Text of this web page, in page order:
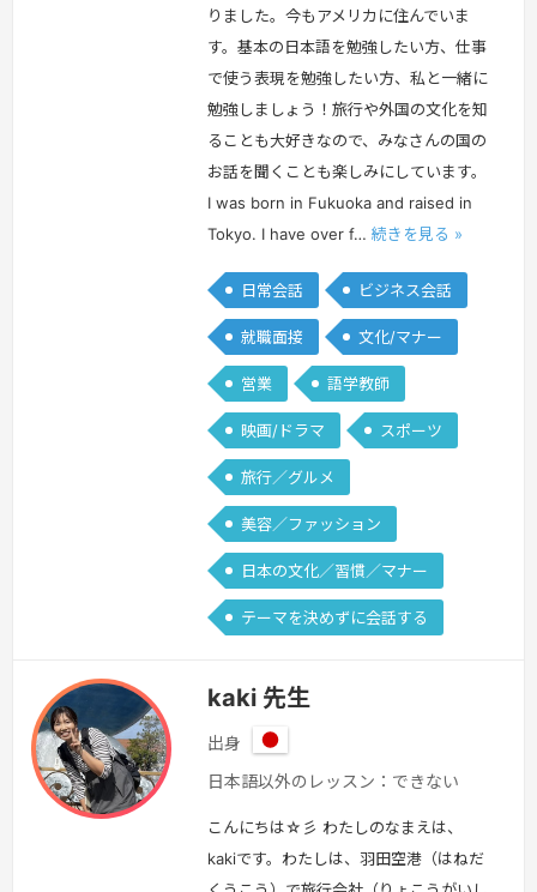
りました。今もアメリカに住んでいま
す。基本の日本語を勉強したい方、仕事
で使う表現を勉強したい方、私と一緒に
勉強しましょう！旅行や外国の文化を知
ることも大好きなので、みなさんの国の
お話を聞くことも楽しみにしています。
I was born in Fukuoka and raised in
Tokyo. I have over f… 続きを見る »
日常会話 ビジネス会話
就職面接 文化/マナー
営業 語学教師
映画/ドラマ スポーツ
旅行／グルメ
美容／ファッション
日本の文化／習慣／マナー
テーマを決めずに会話する
kaki 先生
出身
日
本
日本語以外のレッスン：できない
こんにちは☆彡 わたしのなまえは、
kakiです。わたしは、羽田空港（はねだ